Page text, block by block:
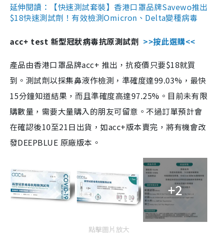
延伸閱讀：【快速測試套裝】香港口罩品牌Savewo推出
$18快速測試劑！有效檢測Omicron、Delta變種病毒
acc+ test 新型冠狀病毒抗原測試劑 >>按此選購<<
產品由香港口罩品牌acc+ 推出，抗疫價只要$18就買
到。測試劑以採集鼻液作檢測，準確度達99.03%，最快
15分鐘知道結果，而且準確度高達97.25%。目前未有限
購數量，需要大量購入的朋友可留意。不過訂單預計會
在確認後10至21日出貨，如acc+版本賣完，將有機會改
發DEEPBLUE 原廠版本。
+2
點擊圖片放大